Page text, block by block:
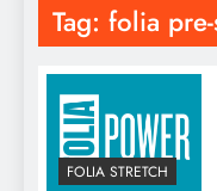
Tag: folia
FOLIA STRETCH